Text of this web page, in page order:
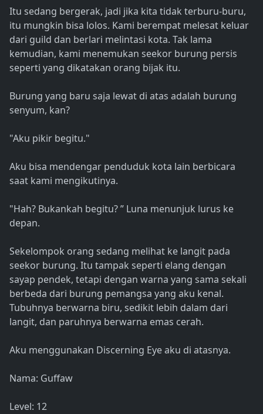
Itu sedang bergerak, jadi jika kita tidak terburu-buru,
itu mungkin bisa lolos. Kami berempat melesat keluar
dari guild dan berlari melintasi kota. Tak lama
kemudian, kami menemukan seekor burung persis
seperti yang dikatakan orang bijak itu.
Burung yang baru saja lewat di atas adalah burung
senyum, kan?
"Aku pikir begitu."
Aku bisa mendengar penduduk kota lain berbicara
saat kami mengikutinya.
"Hah? Bukankah begitu? ” Luna menunjuk lurus ke
depan.
Sekelompok orang sedang melihat ke langit pada
seekor burung. Itu tampak seperti elang dengan
sayap pendek, tetapi dengan warna yang sama sekali
berbeda dari burung pemangsa yang aku kenal.
Tubuhnya berwarna biru, sedikit lebih dalam dari
langit, dan paruhnya berwarna emas cerah.
Aku menggunakan Discerning Eye aku di atasnya.
Nama: Guffaw
Level: 12